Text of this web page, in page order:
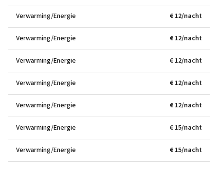
Verwarming/Energie € 12/nacht
Verwarming/Energie € 12/nacht
Verwarming/Energie € 12/nacht
Verwarming/Energie € 12/nacht
Verwarming/Energie € 12/nacht
Verwarming/Energie € 15/nacht
Verwarming/Energie € 15/nacht